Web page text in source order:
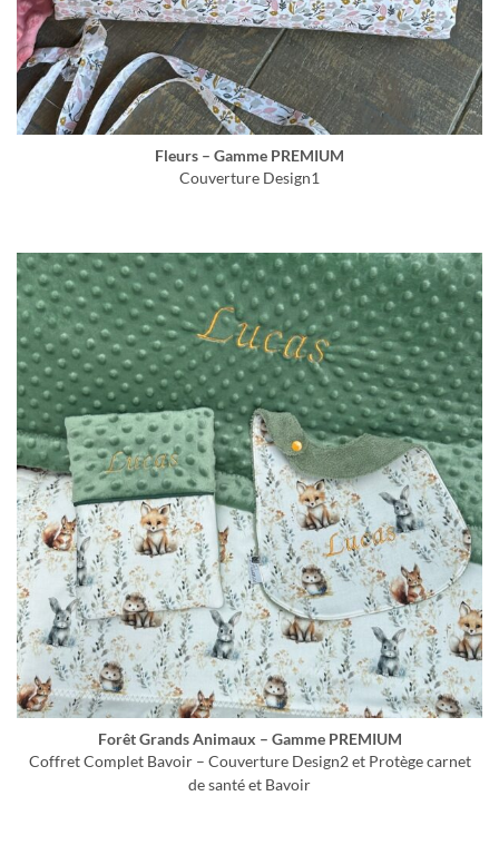
Fleurs – Gamme PREMIUM
Couverture Design1
Forêt Grands Animaux – Gamme PREMIUM
Coffret Complet Bavoir – Couverture Design2 et Protège carnet
de santé et Bavoir